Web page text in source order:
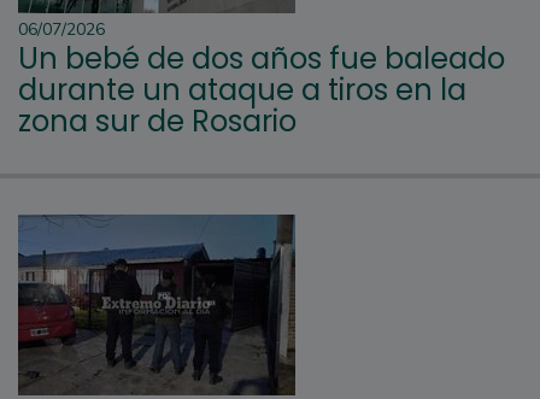
06/07/2026
Un bebé de dos años fue baleado
durante un ataque a tiros en la
zona sur de Rosario